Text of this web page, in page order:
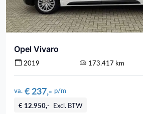
Opel Vivaro
2019 173.417 km
va. € 237,- p/m
€ 12.950,- Excl. BTW